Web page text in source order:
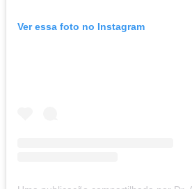
Ver essa foto no Instagram